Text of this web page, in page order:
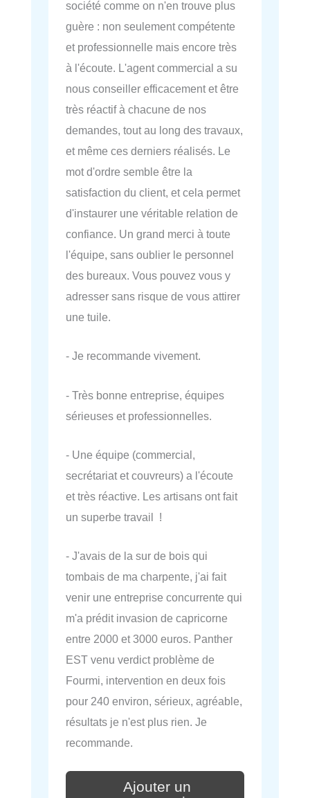
société comme on n'en trouve plus
guère : non seulement compétente
et professionnelle mais encore très
à l'écoute. L'agent commercial a su
nous conseiller efficacement et être
très réactif à chacune de nos
demandes, tout au long des travaux,
et même ces derniers réalisés. Le
mot d'ordre semble être la
satisfaction du client, et cela permet
d'instaurer une véritable relation de
confiance. Un grand merci à toute
l'équipe, sans oublier le personnel
des bureaux. Vous pouvez vous y
adresser sans risque de vous attirer
une tuile.
- Je recommande vivement.
- Très bonne entreprise, équipes
sérieuses et professionnelles.
- Une équipe (commercial,
secrétariat et couvreurs) a l'écoute
et très réactive. Les artisans ont fait
un superbe travail !
- J'avais de la sur de bois qui
tombais de ma charpente, j'ai fait
venir une entreprise concurrente qui
m'a prédit invasion de capricorne
entre 2000 et 3000 euros. Panther
EST venu verdict problème de
Fourmi, intervention en deux fois
pour 240 environ, sérieux, agréable,
résultats je n'est plus rien. Je
recommande.
Ajouter un